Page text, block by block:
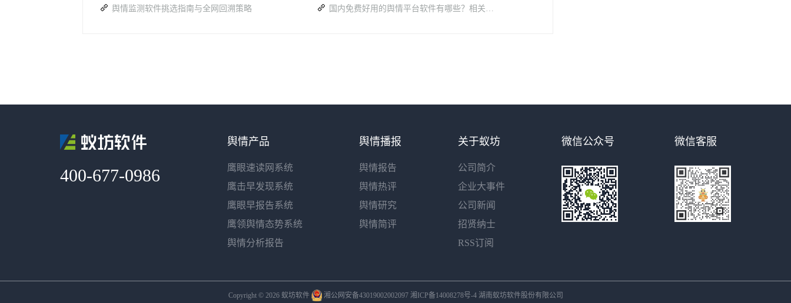
舆情监测软件挑选指南与全网回溯策略
400-677-0986
微信客服
微信公众号
关于蚁坊
公司简介
企业大事件
公司新闻
招贤纳士
RSS订阅
舆情播报
舆情报告
舆情热评
舆情研究
舆情简评
舆情产品
鹰眼速读网系统
鹰击早发现系统
鹰眼早报告系统
鹰领舆情态势系统
舆情分析报告
Copyright © 2026 蚁坊软件 湘公网安备43019002002097 湘ICP备14008278号-4湖南蚁坊软件股份有限公司